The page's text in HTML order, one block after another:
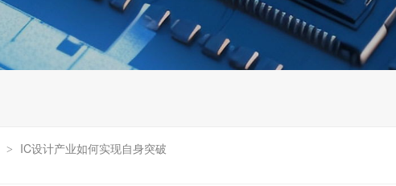
> IC设计产业如何实现自身突破